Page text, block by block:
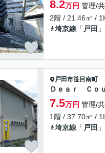
8.2万円 管理/
2階 / 21.46㎡ /
埼京線 「 戸田
戸田市笹目南町
Ｄｅａｒ Ｃｏ
7.5万円 管理/
1階 / 37.70㎡ /
埼京線 「 戸田